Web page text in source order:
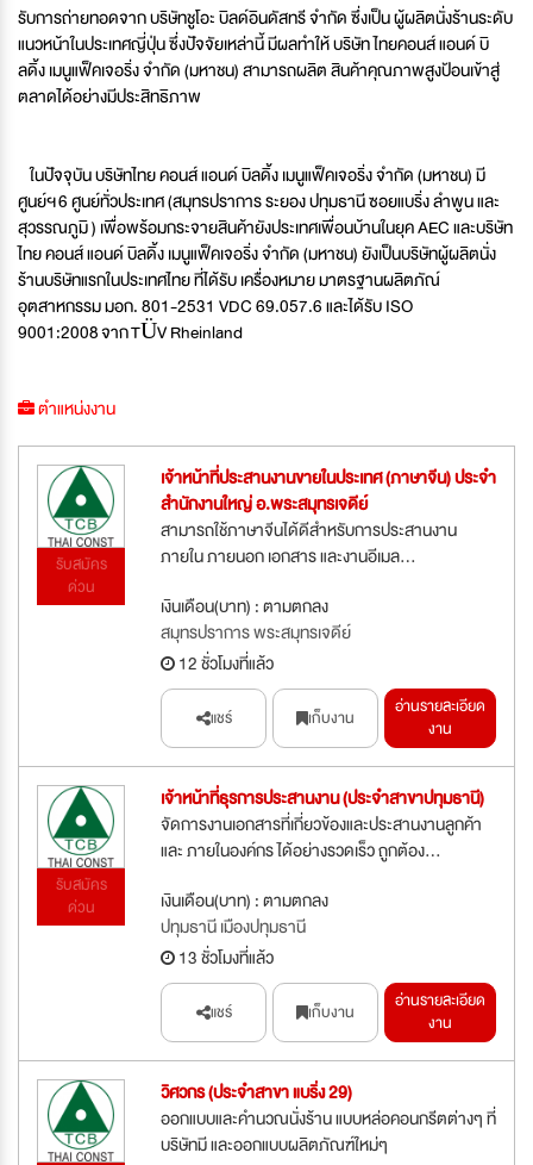
รับการถ่ายทอดจาก บริษัทชูโอะ บิลด์อินดัสทรี จำกัด ซึ่งเป็น ผู้ผลิตนั่งร้านระดับ
แนวหน้าในประเทศญี่ปุ่น ซึ่งปัจจัยเหล่านี้ มีผลทำให้ บริษัท ไทยคอนส์ แอนด์ บิ
ลดิ้ง เมนูแฟ็คเจอริ่ง จำกัด (มหาชน) สามารถผลิต สินค้าคุณภาพสูงป้อนเข้าสู่
ตลาดได้อย่างมีประสิทธิภาพ
ในปัจจุบัน บริษัทไทย คอนส์ แอนด์ บิลดิ้ง เมนูแฟ็คเจอริ่ง จำกัด (มหาชน) มี
ศูนย์ฯ6 ศูนย์ทั่วประเทศ (สมุทรปราการ ระยอง ปทุมธานี ซอยแบริ่ง ลำพูน และ
สุวรรณภูมิ ) เพื่อพร้อมกระจายสินค้ายังประเทศเพื่อนบ้านในยุค AEC และบริษัท
ไทย คอนส์ แอนด์ บิลดิ้ง เมนูแฟ็คเจอริ่ง จำกัด (มหาชน) ยังเป็นบริษัทผู้ผลิตนั่ง
ร้านบริษัทแรกในประเทศไทย ที่ได้รับ เครื่องหมาย มาตรฐานผลิตภัณ์
อุตสาหกรรม มอก. 801-2531 VDC 69.057.6 และได้รับ ISO
9001:2008จาก TÜV Rheinland
ตำแหน่งงาน
รับสมัคร
ด่วน
เจ้าหน้าที่ประสานงานขายในประเทศ (ภาษาจีน) ประจำ
สำนักงานใหญ่ อ.พระสมุทรเจดีย์
สามารถใช้ภาษาจีนได้ดีสำหรับการประสานงาน
ภายใน ภายนอก เอกสาร และงานอีเมล...
เงินเดือน(บาท) : ตามตกลง
สมุทรปราการ พระสมุทรเจดีย์
12 ชั่วโมงที่แล้ว
แชร์ เก็บงาน
อ่านรายละเอียด
งาน
รับสมัคร
ด่วน
เจ้าหน้าที่ธุรการประสานงาน (ประจำสาขาปทุมธานี)
จัดการงานเอกสารที่เกี่ยวข้องและประสานงานลูกค้า
และ ภายในองค์กร ได้อย่างรวดเร็ว ถูกต้อง...
เงินเดือน(บาท) : ตามตกลง
ปทุมธานี เมืองปทุมธานี
13 ชั่วโมงที่แล้ว
แชร์ เก็บงาน
อ่านรายละเอียด
งาน
วิศวกร (ประจำสาขา แบริ่ง 29)
ออกแบบและคำนวณนั่งร้าน แบบหล่อคอนกรีตต่างๆ ที่
บริษัทมี และออกแบบผลิตภัณฑ์ใหม่ๆ